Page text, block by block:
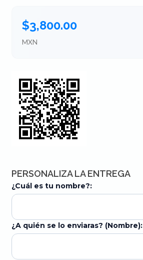
$3,800.00
MXN
PERSONALIZA LA ENTREGA
¿Cuál es tu nombre?:
¿A quién se lo enviaras? (Nombre):